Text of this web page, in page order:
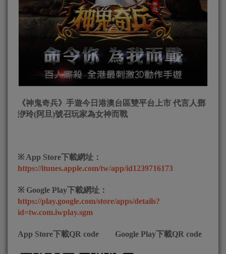
《神鬼奇兵》手遊今日港澳台區雙平台上市 代言人鄧
洢玲(阿旦)號召玩家為女神而戰
※ App Store下載網址：
https://itunes.apple.com/tw/app/id1239716173
※ Google Play下載網址：
https://play.google.com/store/apps/details?
id=tw.com.iwplay.sgm
App Store下載QR code Google Play下載QR code